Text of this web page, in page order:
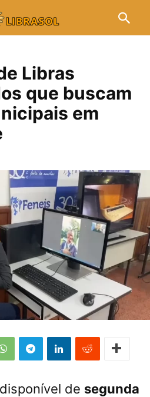
Libras
que buscam
em
de segunda